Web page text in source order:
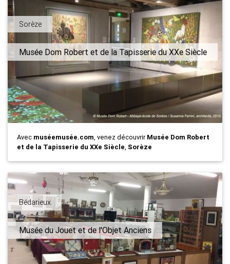
Sorèze
Musée Dom Robert et de la Tapisserie du XXe Siècle
Avec muséemusée.com, venez découvrirMusée Dom Robert
et de la Tapisserie du XXe Siècle, Sorèze
Bédarieux
Musée du Jouet et de l'Objet Anciens